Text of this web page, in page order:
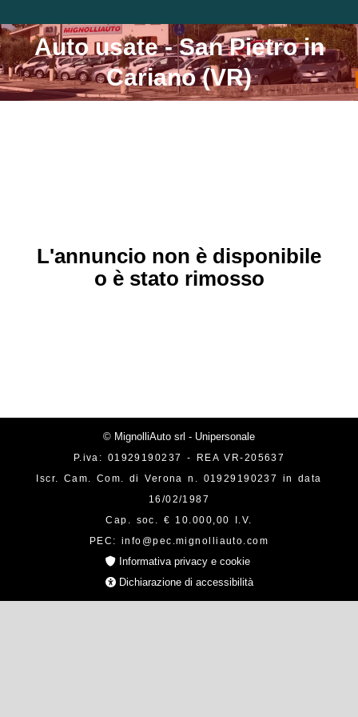
Auto usate - San Pietro in
Cariano (VR)
Tu sei qui:
L'annuncio non è disponibile
o è stato rimosso
© MignolliAuto srl - Unipersonale
P.iva: 01929190237 - REA VR-205637
Iscr. Cam. Com. di Verona n. 01929190237 in data
16/02/1987
Cap. soc. € 10.000,00 I.V.
PEC: info@pec.mignolliauto.com
Informativa privacy e cookie
Dichiarazione di accessibilità